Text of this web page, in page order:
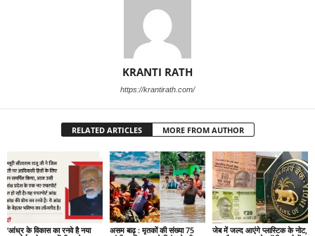
KRANTI RATH
https://krantirath.com/
RELATED ARTICLES MORE FROM AUTHOR
‘आंध्र के विकास का रनवे है नया
असम बाढ़ : मृतकों की संख्या 75
जेब में जल्द आएंगे प्लास्टिक के नोट,